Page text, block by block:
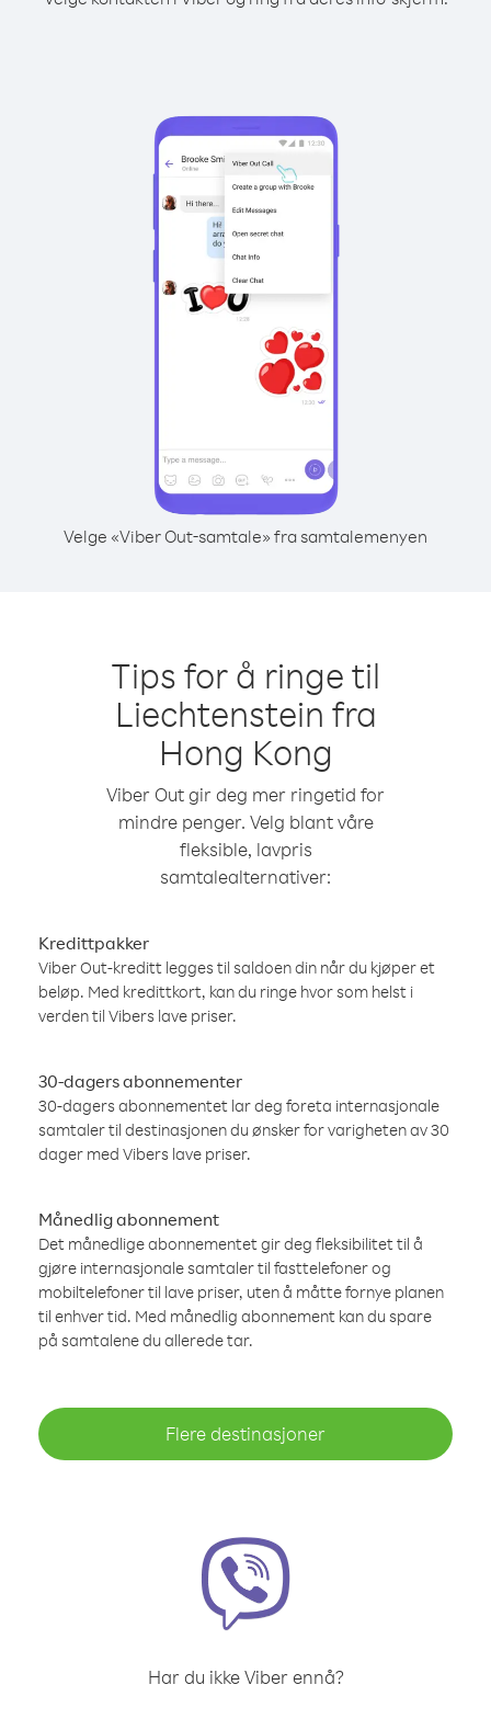
Velge «Viber Out-samtale» fra samtalemenyen
Tips for å ringe til
Liechtenstein fra
Hong Kong
Viber Out gir deg mer ringetid for
mindre penger. Velg blant våre
fleksible, lavpris
samtalealternativer:
Kredittpakker
Viber Out-kreditt legges til saldoen din når du kjøper et
beløp. Med kredittkort, kan du ringe hvor som helst i
verden til Vibers lave priser.
30-dagers abonnementer
30-dagers abonnementet lar deg foreta internasjonale
samtaler til destinasjonen du ønsker for varigheten av 30
dager med Vibers lave priser.
Månedlig abonnement
Det månedlige abonnementet gir deg fleksibilitet til å
gjøre internasjonale samtaler til fasttelefoner og
mobiltelefoner til lave priser, uten å måtte fornye planen
til enhver tid. Med månedlig abonnement kan du spare
på samtalene du allerede tar.
Flere destinasjoner
Har du ikke Viber ennå?